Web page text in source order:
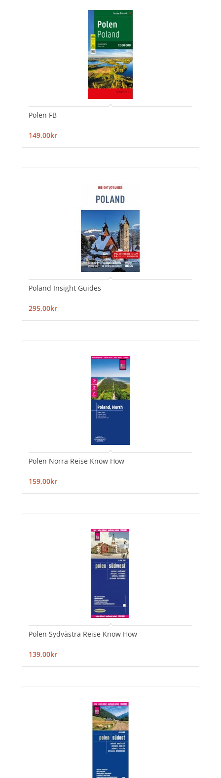
Polen FB
149,00kr
Poland Insight Guides
295,00kr
Polen Norra Reise Know How
159,00kr
Polen Sydvästra Reise Know How
139,00kr